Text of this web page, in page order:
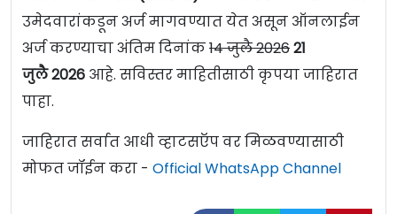
उमेदवारांकडून अर्ज मागवण्यात येत असून ऑनलाईन
अर्ज करण्याचा अंतिम दिनांक14 जुलै 202621
जुलै2026 आहे. सविस्तर माहितीसाठी कृपया जाहिरात
पाहा.
जाहिरात सर्वात आधी व्हाटसऍप वर मिळवण्यासाठी
मोफत जॉईन करा - Official WhatsApp Channel